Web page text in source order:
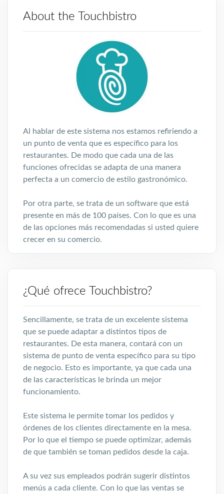
About the Touchbistro
Al hablar de este sistema nos estamos refiriendo a
un punto de venta que es específico para los
restaurantes. De modo que cada una de las
funciones ofrecidas se adapta de una manera
perfecta a un comercio de estilo gastronómico.
Por otra parte, se trata de un software que está
presente en más de 100 países. Con lo que es una
de las opciones más recomendadas si usted quiere
crecer en su comercio.
¿Qué ofrece Touchbistro?
Sencillamente, se trata de un excelente sistema
que se puede adaptar a distintos tipos de
restaurantes. De esta manera, contará con un
sistema de punto de venta específico para su tipo
de negocio. Esto es importante, ya que cada una
de las características le brinda un mejor
funcionamiento.
Este sistema le permite tomar los pedidos y
órdenes de los clientes directamente en la mesa.
Por lo que el tiempo se puede optimizar, además
de que también se toman pedidos desde la caja.
A su vez sus empleados podrán sugerir distintos
menús a cada cliente. Con lo que las ventas se